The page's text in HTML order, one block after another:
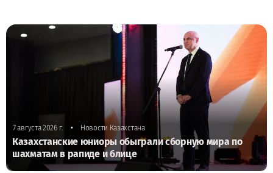
7 августа 2026 г. • Новости Казахстана
Казахстанские юниоры обыграли сборную мира по
шахматам в рапиде и блице